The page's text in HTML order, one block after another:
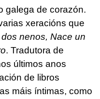
galega de corazón.
xeracións que
nenos, Nace un
. Tradutora de
últimos anos
de libros
máis íntimas, como